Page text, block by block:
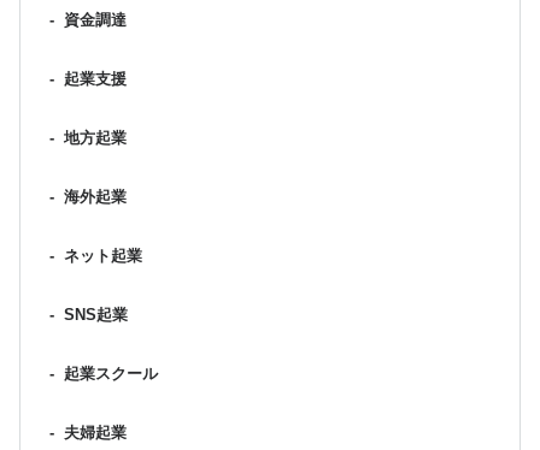
- 資金調達
- 起業支援
- 地方起業
- 海外起業
- ネット起業
- SNS起業
- 起業スクール
- 夫婦起業